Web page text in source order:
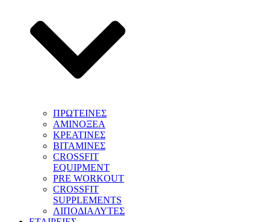
ΠΡΩΤΕΙΝΕΣ
ΑΜΙΝΟΞΕΑ
ΚΡΕΑΤΙΝΕΣ
ΒΙΤΑΜΙΝΕΣ
CROSSFIT
EQUIPMENT
PRE WORKOUT
CROSSFIT
SUPPLEMENTS
ΛΙΠΟΔΙΑΛΥΤΕΣ